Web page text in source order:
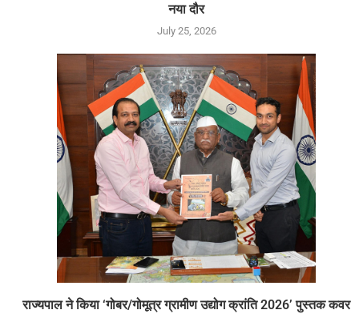
नया दौर
July 25, 2026
राज्यपाल ने किया ‘गोबर/गोमूत्र ग्रामीण उद्योग क्रांति 2026’ पुस्तक कवर